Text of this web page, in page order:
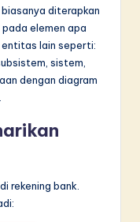
biasanya diterapkan
elemen apa
entitas lain seperti:
sistem,
dengan diagram
rekening bank.